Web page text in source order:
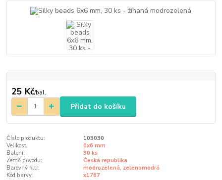
25 Kč/bal.
Přidat do košíku
Číslo produktu:
103030
Velikost:
6x6 mm
Balení:
30 ks
Země původu:
Česká republika
Barevný filtr:
modrozelená, zelenomodrá
Kód barvy:
x1767